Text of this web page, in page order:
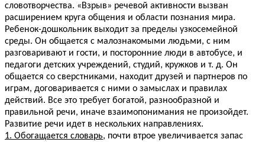
словотворчества. «Взрыв» речевой активности вызван
расширением круга общения и области познания мира.
Ребенок-дошкольник выходит за пределы узкосемейной
среды. Он общается с малознакомыми людьми, с ним
разговаривают и гости, и посторонние люди в автобусе, и
педагоги детских учреждений, студий, кружков и т. д. Он
общается со сверстниками, находит друзей и партнеров по
играм, договаривается с ними о замыслах и правилах
действий. Все это требует богатой, разнообразной и
правильной речи, иначе взаимопонимания не произойдет.
Развитие речи идет в нескольких направлениях.
1. Обогащается словарь, почти втрое увеличивается запас